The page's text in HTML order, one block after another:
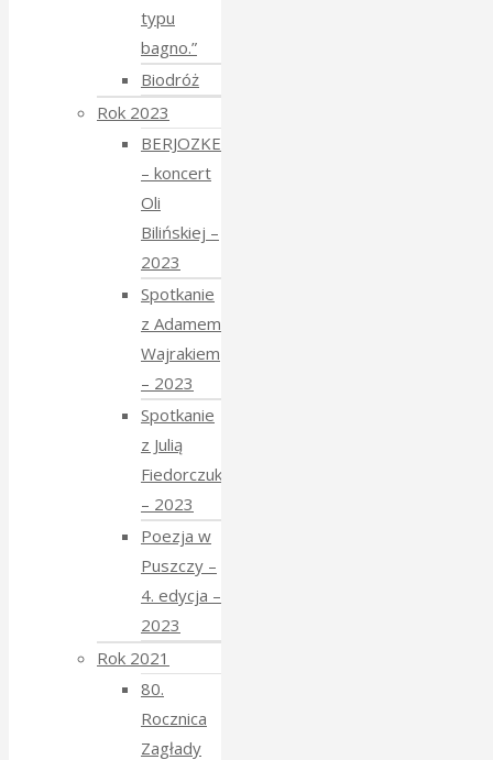
typu
bagno.”
Biodróż
Rok 2023
BERJOZKELE
– koncert
Oli
Bilińskiej –
2023
Spotkanie
z Adamem
Wajrakiem
– 2023
Spotkanie
z Julią
Fiedorczuk
– 2023
Poezja w
Puszczy –
4. edycja –
2023
Rok 2021
80.
Rocznica
Zagłady